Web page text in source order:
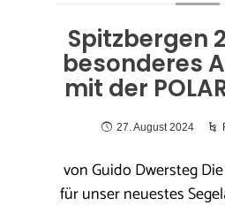
Spitzbergen
besonderes
mit der
27. August 2024
von Guido Dwersteg
für unser neuestes